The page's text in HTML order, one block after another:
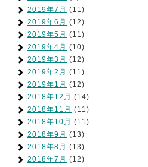
2019年7月 (11)
2019年6月 (12)
2019年5月 (11)
2019年4月 (10)
2019年3月 (12)
2019年2月 (11)
2019年1月 (12)
2018年12月 (14)
2018年11月 (11)
2018年10月 (11)
2018年9月 (13)
2018年8月 (13)
2018年7月 (12)